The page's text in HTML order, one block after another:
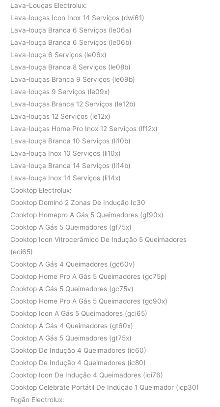
Lava-Louças Electrolux:
Lava-louças Icon Inox 14 Serviços (dwi61)
Lava-louça Branca 6 Serviços (le06a)
Lava-louça Branca 6 Serviços (le06b)
Lava-louça 6 Serviços (le06x)
Lava-louça Branca 8 Serviços (le08b)
Lava-louças Branca 9 Serviços (le09b)
Lava-louças 9 Serviços (le09x)
Lava-louças Branca 12 Serviços (le12b)
Lava-louças 12 Serviços (le12x)
Lava-louças Home Pro Inox 12 Serviços (lf12x)
Lava-louça Branca 10 Serviços (li10b)
Lava-louça Inox 10 Serviços (li10x)
Lava-louça Branca 14 Serviços (li14b)
Lava-louça Inox 14 Serviços (li14x)
Cooktop Electrolux:
Cooktop Dominó 2 Zonas De Indução Ic30
Cooktop Homepro A Gás 5 Queimadores (gf90x)
Cooktop A Gás 5 Queimadores (gf75x)
Cooktop Icon Vitrocerâmico De Indução 5 Queimadores
(eci65)
Cooktop A Gás 4 Queimadores (gc60v)
Cooktop Home Pro A Gás 5 Queimadores (gc75p)
Cooktop A Gás 5 Queimadores (gc75v)
Cooktop Home Pro A Gás 5 Queimadores (gc90x)
Cooktop Icon A Gás 5 Queimadores (gci65)
Cooktop A Gás 4 Queimadores (gt60x)
Cooktop A Gás 5 Queimadores (gt75x)
Cooktop De Indução 4 Queimadores (ic60)
Cooktop De Indução 4 Queimadores (ic80)
Cooktop Icon De Indução 4 Queimadores (ici76)
Cooktop Celebrate Portátil De Indução 1 Queimador (icp30)
Fogão Electrolux: